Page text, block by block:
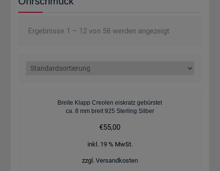
Ergebnisse 1 – 12 von 58 werden angezeigt
Breite Klapp Creolen eiskratz gebürstet
ca. 8 mm breit 925 Sterling Silber
€55,00
inkl. 19 % MwSt.
zzgl. Versandkosten